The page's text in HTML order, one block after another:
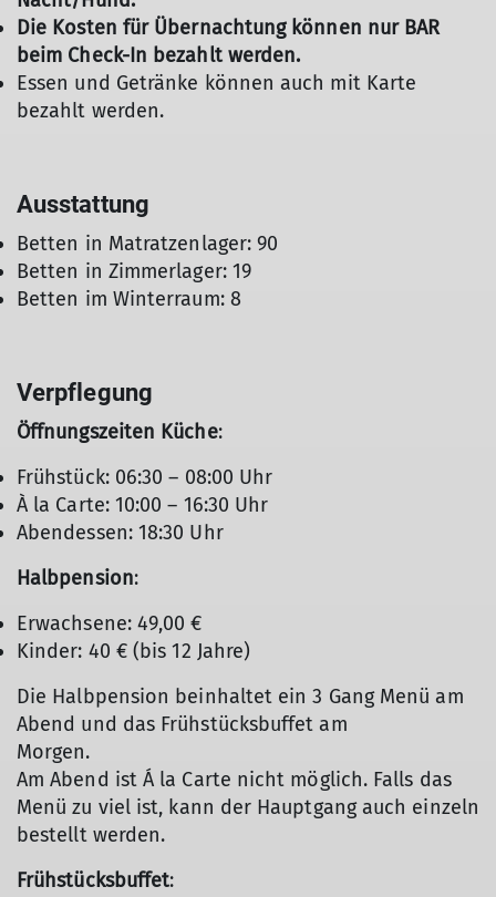
Die Kosten für Übernachtung können nur BAR
beim Check-In bezahlt werden.
Essen und Getränke können auch mit Karte
bezahlt werden.
Ausstattung
Betten in Matratzenlager: 90
Betten in Zimmerlager: 19
Betten im Winterraum: 8
Verpflegung
Öffnungszeiten Küche:
Frühstück: 06:30 – 08:00 Uhr
À la Carte: 10:00 – 16:30 Uhr
Abendessen: 18:30 Uhr
Halbpension:
Erwachsene: 49,00 €
Kinder: 40 € (bis 12 Jahre)
Die Halbpension beinhaltet ein 3 Gang Menü am
Abend und das Frühstücksbuffet am
Morgen.
Am Abend ist Á la Carte nicht möglich. Falls das
Menü zu viel ist, kann der Hauptgang auch einzeln
bestellt werden.
Frühstücksbuffet: